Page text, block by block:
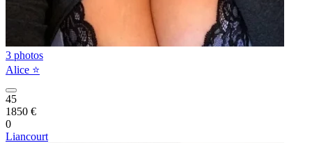
3 photos
Alice ⭐️
45
1850 €
0
Liancourt